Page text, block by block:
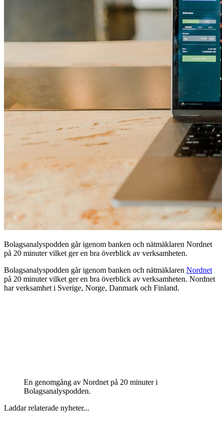
Bolagsanalyspodden går igenom banken och nätmäklaren Nordnet
på 20 minuter vilket ger en bra överblick av verksamheten.
Bolagsanalyspodden går igenom banken och nätmäklaren Nordnet
på 20 minuter vilket ger en bra överblick av verksamheten. Nordnet
har verksamhet i Sverige, Norge, Danmark och Finland.
En genomgång av Nordnet på 20 minuter i
Bolagsanalyspodden.
Laddar relaterade nyheter...